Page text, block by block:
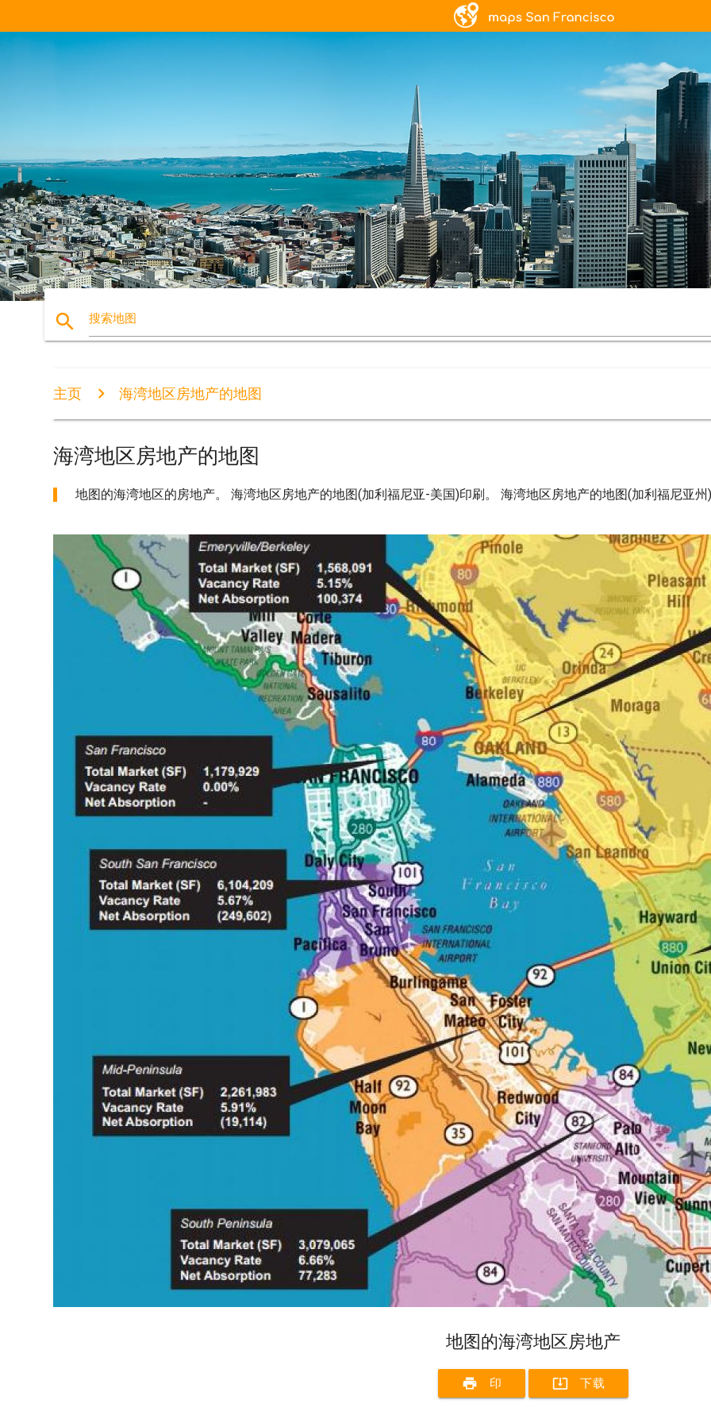
search 搜索地图
主页 海湾地区房地产的地图
海湾地区房地产的地图
地图的海湾地区的房地产。 海湾地区房地产的地图(加利福尼亚-美国)印刷。 海湾地区房地产的地图(加利福尼亚州
地图的海湾地区房地产
print 印 system_update_alt 下载